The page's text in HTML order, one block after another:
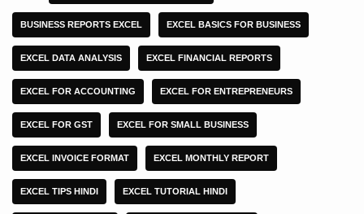
BUSINESS REPORTS EXCEL EXCEL BASICS FOR BUSINESS
EXCEL DATA ANALYSIS EXCEL FINANCIAL REPORTS
EXCEL FOR ACCOUNTING EXCEL FOR ENTREPRENEURS
EXCEL FOR GST EXCEL FOR SMALL BUSINESS
EXCEL INVOICE FORMAT EXCEL MONTHLY REPORT
EXCEL TIPS HINDI EXCEL TUTORIAL HINDI